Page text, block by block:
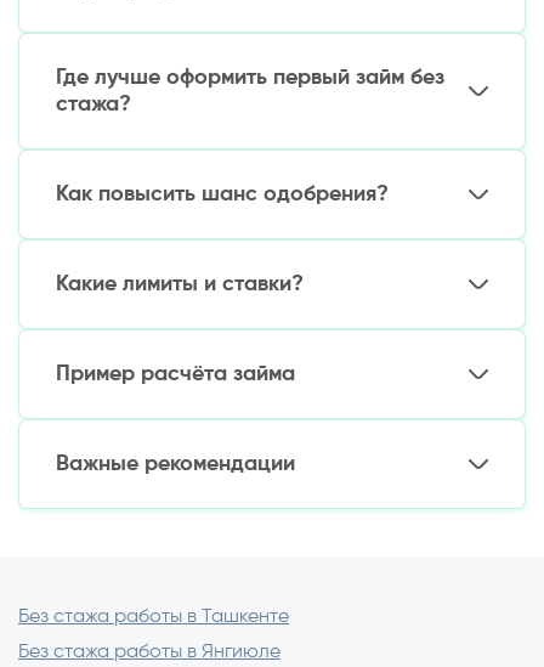
Где лучше оформить первый займ без
стажа?
Как повысить шанс одобрения?
Какие лимиты и ставки?
Пример расчёта займа
Важные рекомендации
Без стажа работы в Ташкенте
Без стажа работы в Янгиюле